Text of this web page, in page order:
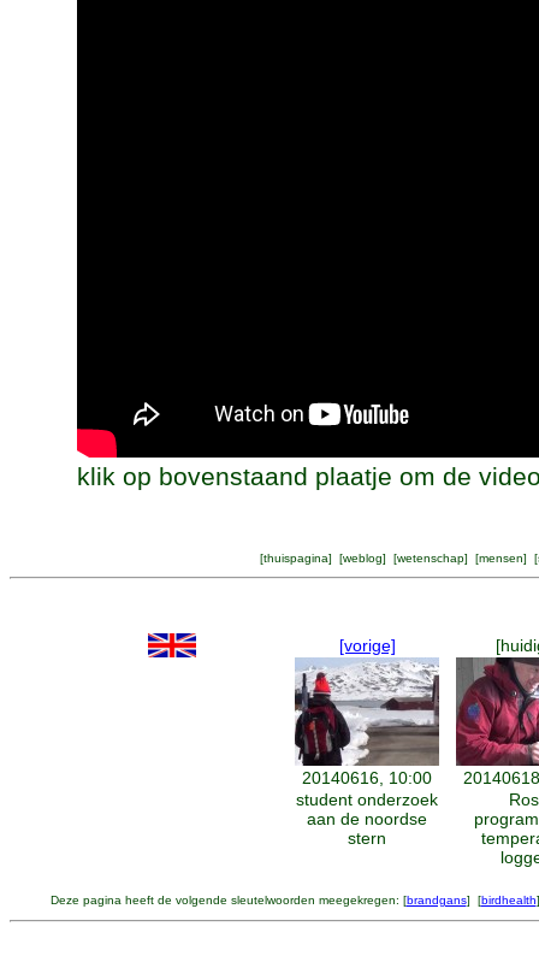
klik op bovenstaand plaatje om de
[thuispagina] [weblog] [wetenschap] [mensen] [
[vorige]
20140616, 10:00
student onderzoek
aan de noordse
stern
Deze pagina heeft de volgende sleutelwoorden meegekregen: [brandgans] [birdhealth